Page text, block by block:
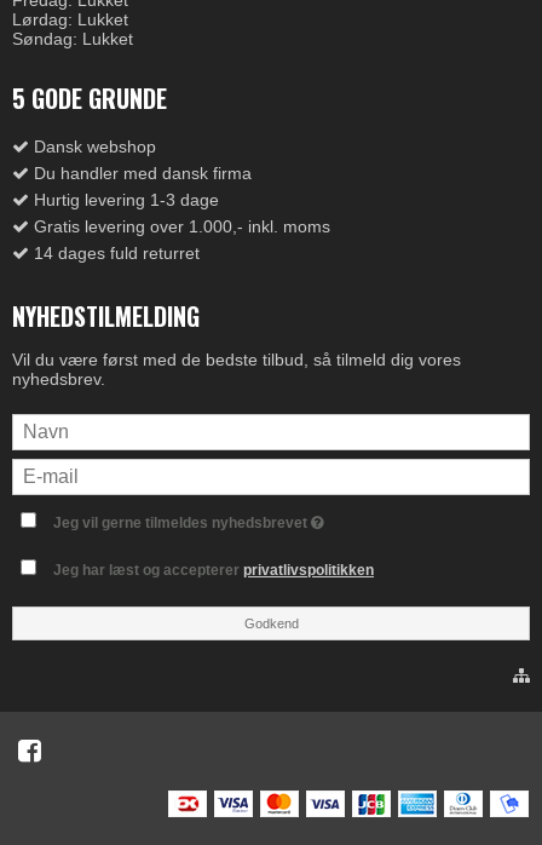
Lørdag: Lukket
Søndag: Lukket
5 GODE GRUNDE
Dansk webshop
Du handler med dansk firma
Hurtig levering 1-3 dage
Gratis levering over 1.000,- inkl. moms
14 dages fuld returret
NYHEDSTILMELDING
Vil du være først med de bedste tilbud, så tilmeld dig vores
nyhedsbrev.
Jeg vil gerne tilmeldes nyhedsbrevet
Jeg har læst og acceptererprivatlivspolitikken
Godkend